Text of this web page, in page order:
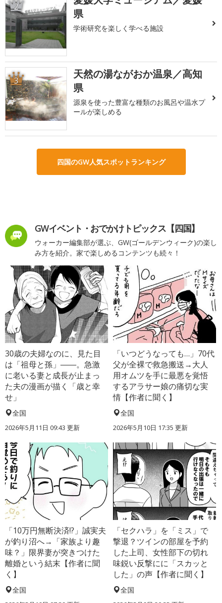
2
県
学術研究を楽しく学べる施設
3
天然の湯ながおか温泉／高知
県
源泉を使った豊富な種類のお風呂や温水プ
ールが楽しめる
四国のGW人気スポットランキング
GWイベント・おでかけトピックス【四国】
ウォーカー編集部が選ぶ、GW(ゴールデンウィーク)の楽し
み方を紹介。家で楽しめるコンテンツも続々！
30歳の夫婦なのに、見た目
は「祖母と孫」――。急激
に老いる妻と成長が止まっ
た夫の漫画が描く「歳と幸
せ」
全国
2026年5月11日 09:43 更新
「いつどうなっても…」70代
父が全裸で救急搬送→大人
用オムツを手に最悪を覚悟
するアラサー娘の痛切な実
情【作者に聞く】
全国
2026年5月10日 17:35 更新
「10万円無断決済!?」誠実夫
が釣り沼へ→「家族より趣
味？」限界妻が突きつけた
離婚という結末【作者に聞
く】
全国
「セクハラ」を「ミス」で
撃退？ツインの部屋を予約
した上司、女性部下の切れ
味鋭い反撃にに「スカッと
した」の声【作者に聞く】
全国